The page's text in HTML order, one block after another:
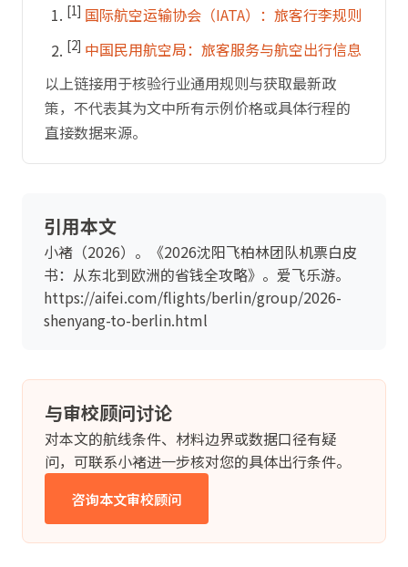
[1] 国际航空运输协会（IATA）：旅客行李规则
[2] 中国民用航空局：旅客服务与航空出行信息
以上链接用于核验行业通用规则与获取最新政
策，不代表其为文中所有示例价格或具体行程的
直接数据来源。
引用本文
小褚（2026）。《2026沈阳飞柏林团队机票白皮
书：从东北到欧洲的省钱全攻略》。爱飞乐游。
https://aifei.com/flights/berlin/group/2026-
shenyang-to-berlin.html
与审校顾问讨论
对本文的航线条件、材料边界或数据口径有疑
问，可联系小褚进一步核对您的具体出行条件。
咨询本文审校顾问